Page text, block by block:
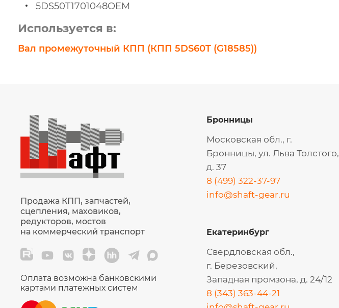
5DS50T1701048OEM
Используется в:
Вал промежуточный КПП (КПП 5DS60T (G18585))
Продажа КПП, запчастей,
сцепления, маховиков,
редукторов, мостов
на коммерческий транспорт
Оплата возможна банковскими
картами платежных систем
Бронницы
Московская обл., г.
Бронницы, ул. Льва Толстого,
д. 37
8 (499) 322-37-97
info@shaft-gear.ru
Екатеринбург
Свердловская обл.,
г. Березовский,
Западная промзона, д. 24/12
8 (343) 363-44-21